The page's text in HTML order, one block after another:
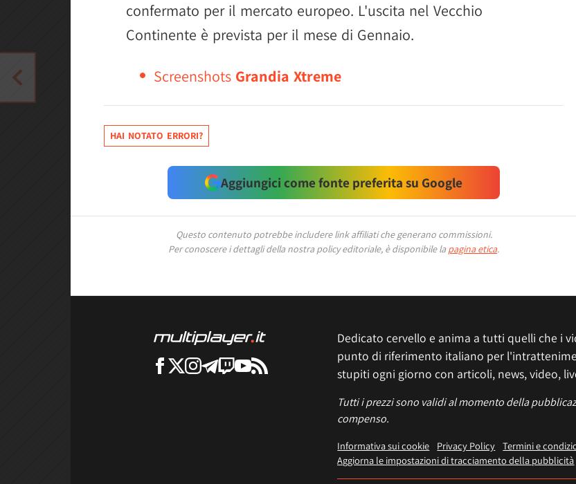
confermato per il mercato europeo. L'uscita nel Vecchio
Continente è prevista per il mese di Gennaio.
Screenshots Grandia Xtreme
HAI NOTATO ERRORI?
Aggiungici come fonte preferita su Google
Questo contenuto potrebbe includere link affiliati che generano commissioni.
Per conoscere i dettagli della nostra policy editoriale, è disponibile la pagina etica.
Dedicato cervello e anima a tutti quelli che i
punto di riferimento italiano per
stupiti ogni giorno con articoli, news, video,
Tutti i prezzi sono validi al momento della
compenso.
Informativa sui cookie Privacy Policy Termini e
Aggiorna le impostazioni di tracciamento della pubblicità